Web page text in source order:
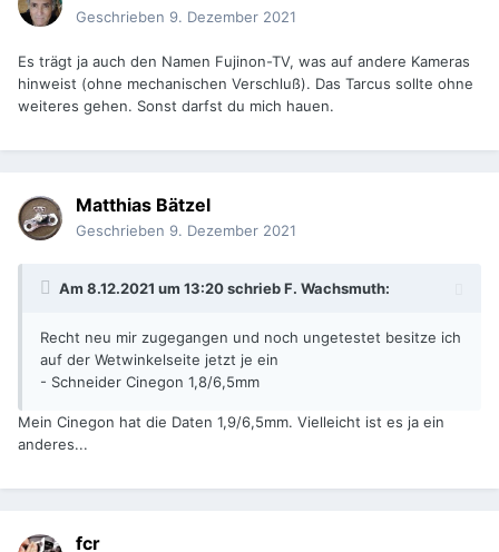
Geschrieben 9. Dezember 2021
Es trägt ja auch den Namen Fujinon-TV, was auf andere Kameras
hinweist (ohne mechanischen Verschluß). Das Tarcus sollte ohne
weiteres gehen. Sonst darfst du mich hauen.
Matthias Bätzel
Geschrieben 9. Dezember 2021
Am 8.12.2021 um 13:20 schriebF. Wachsmuth:
Recht neu mir zugegangen und noch ungetestet besitze ich
auf der Wetwinkelseite jetzt je ein
- Schneider Cinegon 1,8/6,5mm
Mein Cinegon hat die Daten 1,9/6,5mm. Vielleicht ist es ja ein
anderes...
fcr